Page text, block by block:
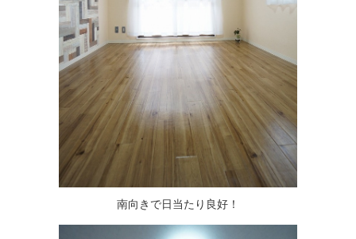
南向きで日当たり良好！